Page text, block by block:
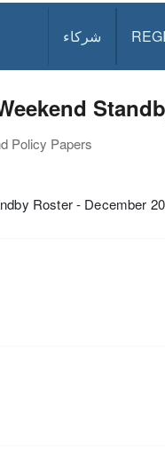
شركاء
Policy Papers
Roster - December